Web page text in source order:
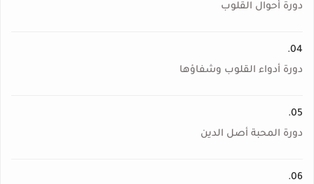
دورة أحوال القلوب
04.
دورة أدواء القلوب وشفاؤها
05.
دورة المحبة أصل الدين
06.